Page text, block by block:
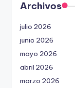
Archivos
julio 2026
junio 2026
mayo 2026
abril 2026
marzo 2026